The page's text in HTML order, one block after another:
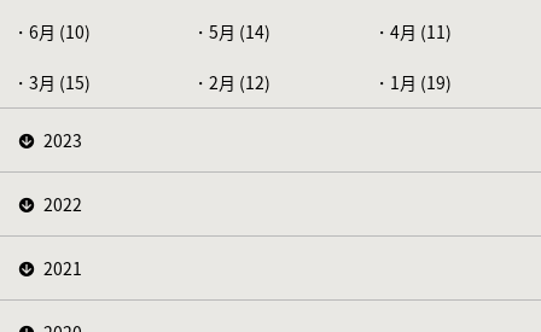
6月 (10) 5月 (14) 4月 (11)
3月 (15) 2月 (12) 1月 (19)
2023
2022
2021